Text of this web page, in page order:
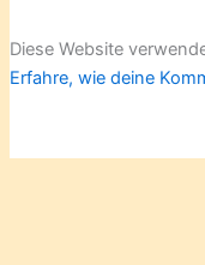
Diese Website
Erfahre, wie deine